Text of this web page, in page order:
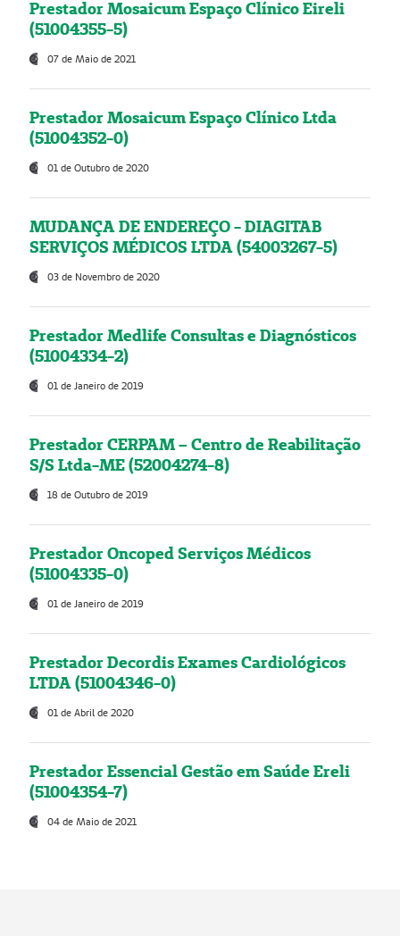
Prestador Mosaicum Espaço Clínico Eireli
(51004355-5)
07 de Maio de 2021
Prestador Mosaicum Espaço Clínico Ltda
(51004352-0)
01 de Outubro de 2020
MUDANÇA DE ENDEREÇO - DIAGITAB
SERVIÇOS MÉDICOS LTDA (54003267-5)
03 de Novembro de 2020
Prestador Medlife Consultas e Diagnósticos
(51004334-2)
01 de Janeiro de 2019
Prestador CERPAM – Centro de Reabilitação
S/S Ltda-ME (52004274-8)
18 de Outubro de 2019
Prestador Oncoped Serviços Médicos
(51004335-0)
01 de Janeiro de 2019
Prestador Decordis Exames Cardiológicos
LTDA (51004346-0)
01 de Abril de 2020
Prestador Essencial Gestão em Saúde Ereli
(51004354-7)
04 de Maio de 2021